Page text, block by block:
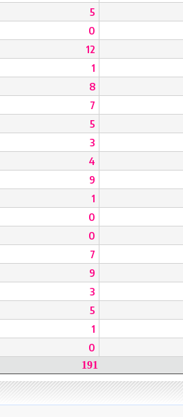
5
0
12
1
8
7
5
3
4
9
1
0
0
7
9
3
5
1
0
191